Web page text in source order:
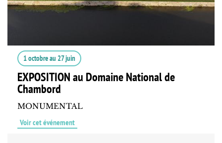
1 octobreau 27 juin
EXPOSITION au Domaine National de
Chambord
MONUMENTAL
Voir cet événement